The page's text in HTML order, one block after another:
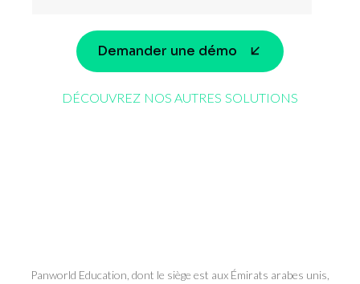
Demander une démo
DÉCOUVREZ NOS AUTRES SOLUTIONS
Panworld Education, dont le siège est aux Émirats arabes unis,